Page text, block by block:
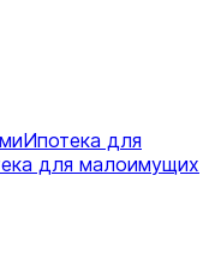
Ипотека для
для малоимущих